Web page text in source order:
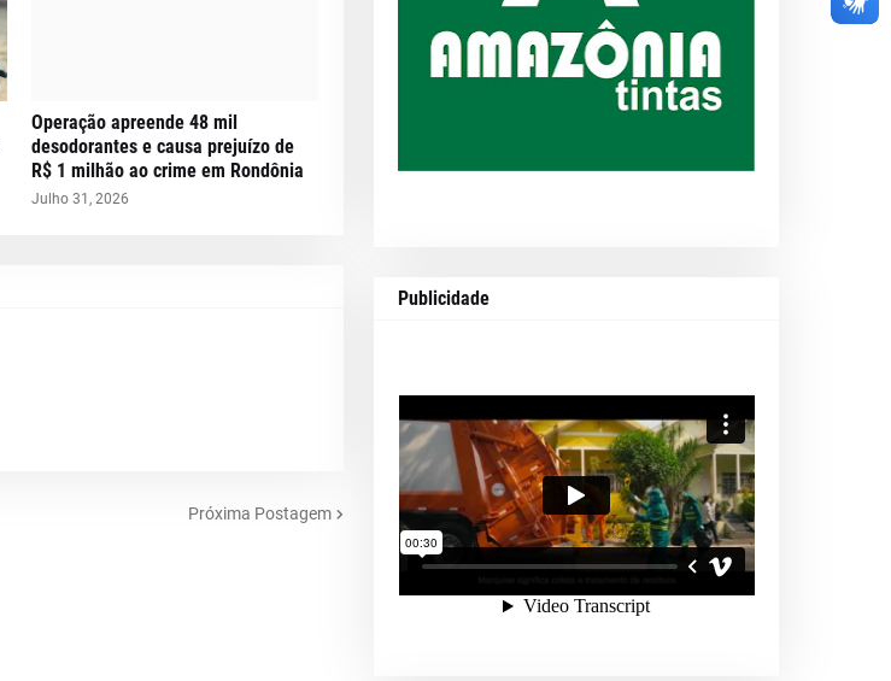
Operação apreende 48 mil
desodorantes e causa prejuízo de
R$ 1 milhão ao crime em Rondônia
Julho 31, 2026
Próxima Postagem
Publicidade